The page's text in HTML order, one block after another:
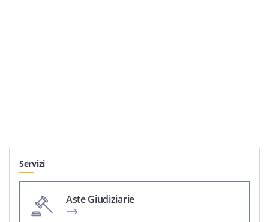
Servizi
Aste Giudiziarie